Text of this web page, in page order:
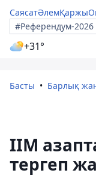
СаясатӘлемҚаржы
#Референдум-2026
+31°
Басты Барлық
ІІМ
тергеп